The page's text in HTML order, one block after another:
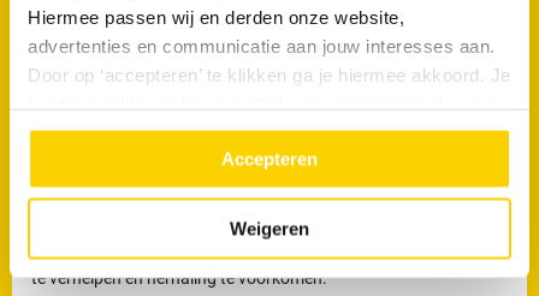
Hiermee passen wij en derden onze website,
advertenties en communicatie aan jouw interesses aan.
Door op ‘accepteren’ te klikken ga je hiermee akkoord. Je
meer over in onsprivacy beleid.
Accepteren
Weigeren
Wanneer is een loodgieter nodig bij een verstopte wc of afvoer?
Een loodgieter is nodig wanneer een toilet of afvoer niet meer
een blokkade niet correct verholpen, dan kan deze verergeren en
uiteindelijk leiden tot lekkage of schade aan de riolering.
De loodgieters van RRS in Winschoten beschikken over
te verhelpen en herhaling te voorkomen.